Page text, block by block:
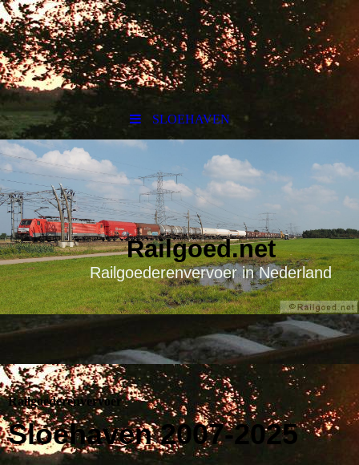
SLOEHAVEN
Railgoed.net
Railgoederenvervoer in Nederland
Railgoederenvervoer
Sloehaven 2007-2025